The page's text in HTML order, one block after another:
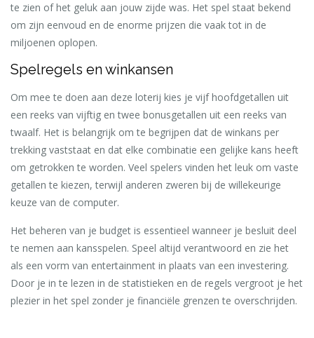
te zien of het geluk aan jouw zijde was. Het spel staat bekend
om zijn eenvoud en de enorme prijzen die vaak tot in de
miljoenen oplopen.
Spelregels en winkansen
Om mee te doen aan deze loterij kies je vijf hoofdgetallen uit
een reeks van vijftig en twee bonusgetallen uit een reeks van
twaalf. Het is belangrijk om te begrijpen dat de winkans per
trekking vaststaat en dat elke combinatie een gelijke kans heeft
om getrokken te worden. Veel spelers vinden het leuk om vaste
getallen te kiezen, terwijl anderen zweren bij de willekeurige
keuze van de computer.
Het beheren van je budget is essentieel wanneer je besluit deel
te nemen aan kansspelen. Speel altijd verantwoord en zie het
als een vorm van entertainment in plaats van een investering.
Door je in te lezen in de statistieken en de regels vergroot je het
plezier in het spel zonder je financiële grenzen te overschrijden.